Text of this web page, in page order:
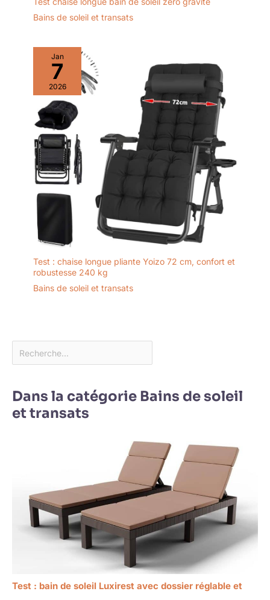
Bains de soleil et transats
Jan
7
2026
Test : chaise longue pliante Yoizo 72 cm, confort et
robustesse 240 kg
Bains de soleil et transats
Dans la catégorie Bains de soleil
et transats
Test : bain de soleil Luxirest avec dossier réglable et